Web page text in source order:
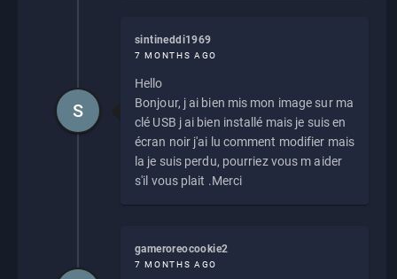
sintineddi1969
7 MONTHS AGO
Hello
Bonjour, j ai bien mis mon image sur ma
clé USB j ai bien installé mais je suis en
écran noir j'ai lu comment modifier mais
la je suis perdu, pourriez vous m aider
s'il vous plait .Merci
S
gameroreocookie2
7 MONTHS AGO